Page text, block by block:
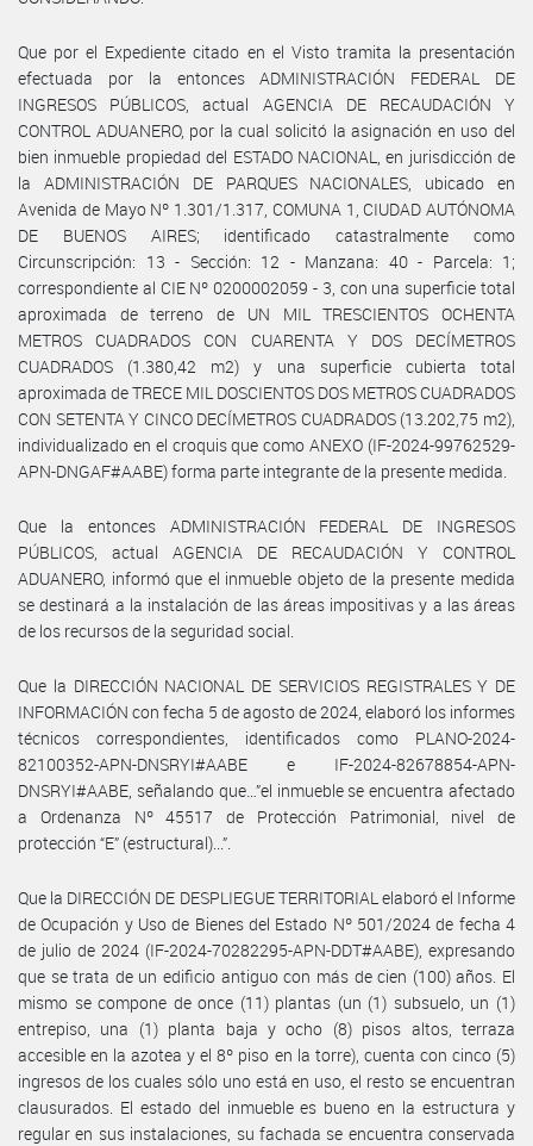
Que por el Expediente citado en el Visto tramita la presentación
efectuada por la entonces ADMINISTRACIÓN FEDERAL DE
INGRESOS PÚBLICOS, actual AGENCIA DE RECAUDACIÓN Y
CONTROL ADUANERO, por la cual solicitó la asignación en uso del
bien inmueble propiedad del ESTADO NACIONAL, en jurisdicción de
la ADMINISTRACIÓN DE PARQUES NACIONALES, ubicado en
Avenida de Mayo Nº 1.301/1.317, COMUNA 1, CIUDAD AUTÓNOMA
DE BUENOS AIRES; identificado catastralmente como
Circunscripción: 13 - Sección: 12 - Manzana: 40 - Parcela: 1;
correspondiente al CIE Nº 0200002059 - 3, con una superficie total
aproximada de terreno de UN MIL TRESCIENTOS OCHENTA
METROS CUADRADOS CON CUARENTA Y DOS DECÍMETROS
CUADRADOS (1.380,42 m2) y una superficie cubierta total
aproximada de TRECE MIL DOSCIENTOS DOS METROS CUADRADOS
CON SETENTA Y CINCO DECÍMETROS CUADRADOS (13.202,75 m2),
individualizado en el croquis que como ANEXO (IF-2024-99762529-
APN-DNGAF#AABE) forma parte integrante de la presente medida.
Que la entonces ADMINISTRACIÓN FEDERAL DE INGRESOS
PÚBLICOS, actual AGENCIA DE RECAUDACIÓN Y CONTROL
ADUANERO, informó que el inmueble objeto de la presente medida
se destinará a la instalación de las áreas impositivas y a las áreas
de los recursos de la seguridad social.
Que la DIRECCIÓN NACIONAL DE SERVICIOS REGISTRALES Y DE
INFORMACIÓN con fecha 5 de agosto de 2024, elaboró los informes
técnicos correspondientes, identificados como PLANO-2024-
82100352-APN-DNSRYI#AABE e IF-2024-82678854-APN-
DNSRYI#AABE, señalando que…”el inmueble se encuentra afectado
a Ordenanza Nº 45517 de Protección Patrimonial, nivel de
protección “E” (estructural)...”.
Que la DIRECCIÓN DE DESPLIEGUE TERRITORIAL elaboró el Informe
de Ocupación y Uso de Bienes del Estado Nº 501/2024 de fecha 4
de julio de 2024 (IF-2024-70282295-APN-DDT#AABE), expresando
que se trata de un edificio antiguo con más de cien (100) años. El
mismo se compone de once (11) plantas (un (1) subsuelo, un (1)
entrepiso, una (1) planta baja y ocho (8) pisos altos, terraza
accesible en la azotea y el 8º piso en la torre), cuenta con cinco (5)
ingresos de los cuales sólo uno está en uso, el resto se encuentran
clausurados. El estado del inmueble es bueno en la estructura y
regular en sus instalaciones, su fachada se encuentra conservada